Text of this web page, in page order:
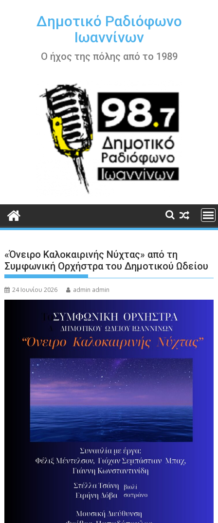
περιεχόμενοΔημοτικό Ραδιόφωνο
Ιωαννίνων
Ο ήχος της πόλης από το 1989
«Όνειρο Καλοκαιρινής Νύχτας» από τη
Συμφωνική Ορχήστρα του Δημοτικού Ωδείου
24 Ιουνίου 2026 admin admin